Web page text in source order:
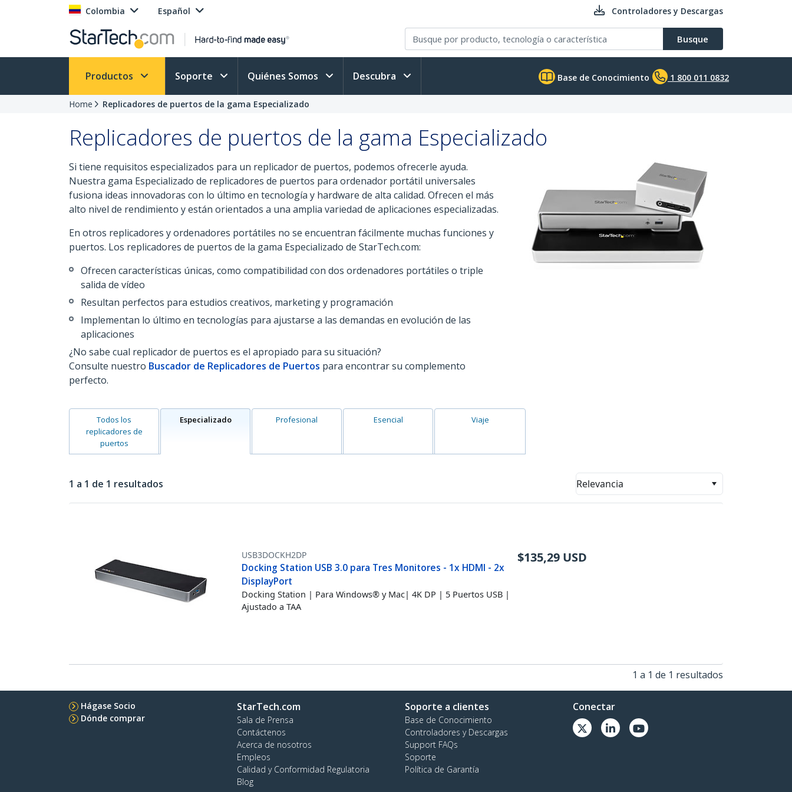
Colombia Español Controladores y Descargas
Busque
Productos Soporte Quiénes Somos Descubra Base de Conocimiento 1 800 011 0832
Home Replicadores de puertos de la gama Especializado
Replicadores de puertos de la gama Especializado
Si tiene requisitos especializados para un replicador de puertos, podemos ofrecerle ayuda.
Nuestra gama Especializado de replicadores de puertos para ordenador portátil universales
fusiona ideas innovadoras con lo último en tecnología y hardware de alta calidad. Ofrecen el más
alto nivel de rendimiento y están orientados a una amplia variedad de aplicaciones especializadas.
En otros replicadores y ordenadores portátiles no se encuentran fácilmente muchas funciones y
puertos. Los replicadores de puertos de la gama Especializado de StarTech.com:
Ofrecen características únicas, como compatibilidad con dos ordenadores portátiles o triple
salida de vídeo
Resultan perfectos para estudios creativos, marketing y programación
Implementan lo último en tecnologías para ajustarse a las demandas en evolución de las
aplicaciones
¿No sabe cual replicador de puertos es el apropiado para su situación?
Consulte nuestro Buscador de Replicadores de Puertos para encontrar su complemento
perfecto.
Todos los
replicadores de
puertos
Especializado Profesional Esencial Viaje
1 a 1 de 1 resultados Relevancia
USB3DOCKH2DP
Docking Station USB 3.0 para Tres Monitores - 1x HDMI - 2x
DisplayPort
Docking Station | Para Windows® y Mac| 4K DP | 5 Puertos USB |
Ajustado a TAA
$135,29 USD
1 a 1 de 1 resultados
Hágase Socio
Dónde comprar
StarTech.com
Sala de Prensa
Contáctenos
Acerca de nosotros
Empleos
Calidad y Conformidad Regulatoria
Blog
Soporte a clientes
Base de Conocimiento
Controladores y Descargas
Support FAQs
Soporte
Política de Garantía
Conectar